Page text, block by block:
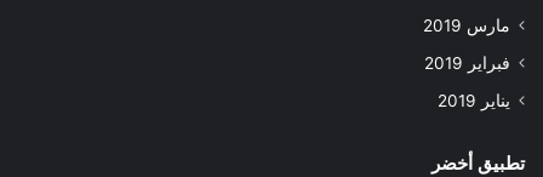
مارس 2019
فبراير 2019
يناير 2019
تطبيق أخضر